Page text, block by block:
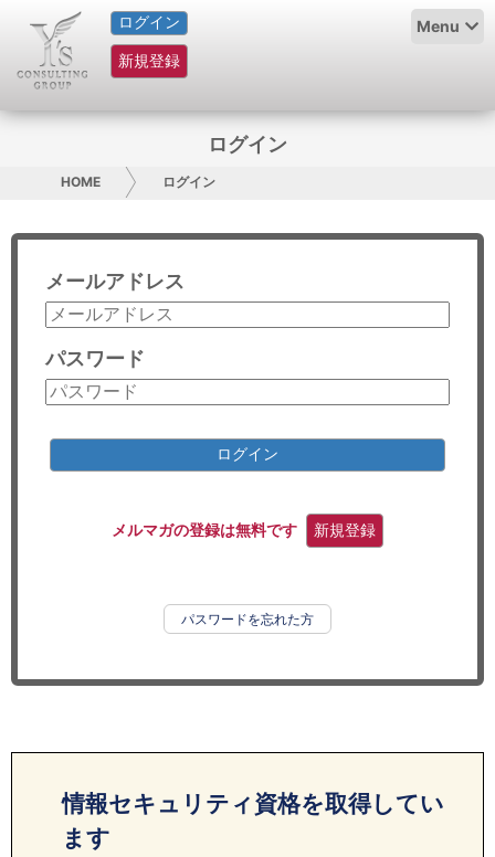
ログイン
新規登録
Menu
HOME
サービス紹介
グループ概要
採用情報
お問い合わせ
コンサルティング
リサーチ
ログイン
HOME ログイン
メールアドレス
パスワード
ログイン
メルマガの登録は無料です 新規登録
パスワードを忘れた方
情報セキュリティ資格を取得してい
ます